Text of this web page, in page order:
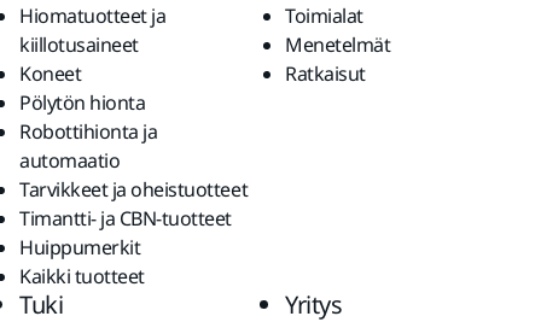
Hiomatuotteet ja
kiillotusaineet
Koneet
Pölytön hionta
Robottihionta ja
automaatio
Tarvikkeet ja oheistuotteet
Timantti- ja CBN-tuotteet
Huippumerkit
Kaikki tuotteet
Toimialat
Menetelmät
Ratkaisut
Tuki Yritys